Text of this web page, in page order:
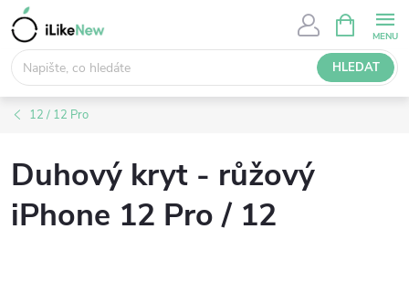
Přejít
na
obsah
HLEDAT
NÁKUPNÍ
KOŠÍK
12 / 12 Pro
Duhový kryt - růžový
iPhone 12 Pro / 12